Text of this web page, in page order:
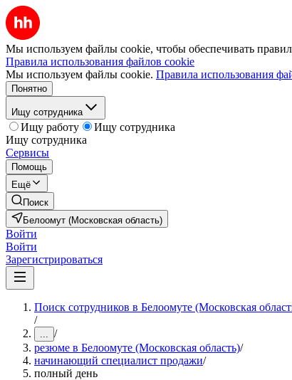
Мы используем файлы cookie, чтобы обеспечивать
Правила использования файлов cookie
Мы используем файлы cookie. Правила использования
Понятно
Ищу сотрудника
Ищу работу
Ищу сотрудника
Ищу сотрудника
Сервисы
Помощь
Ещё
Поиск
Белоомут (Московская область)
Войти
Войти
Зарегистрироваться
Поиск сотрудников в Белоомуте (Московская
/
... /
резюме в Белоомуте (Московская область)/
начинающий специалист продажи/
полный день